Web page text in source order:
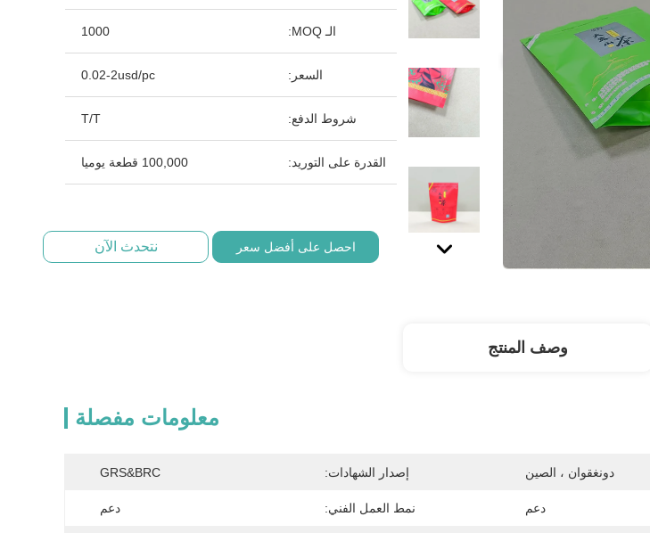
الـ MOQ: 1000
السعر: 0.02-2usd/pc
شروط الدفع: T/T
القدرة على التوريد: 100,000 قطعة يوميا
احصل على أفضل سعر نتحدث الآن
وصف المنتج
معلومات مفصلة
دونغقوان ، الصين إصدار الشهادات: GRS&BRC
دعم نمط العمل الفني: دعم